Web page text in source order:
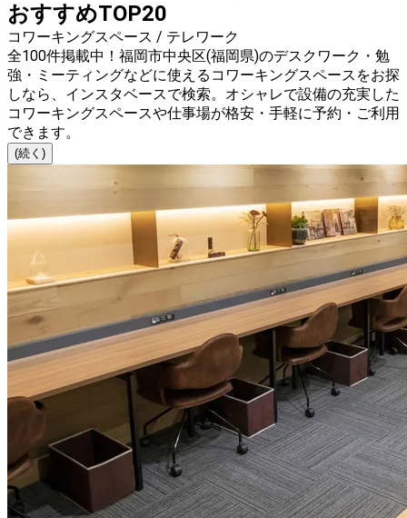
おすすめTOP20
コワーキングスペース / テレワーク
全100件掲載中！福岡市中央区(福岡県)のデスクワーク・勉
強・ミーティングなどに使えるコワーキングスペースをお探
しなら、インスタベースで検索。オシャレで設備の充実した
コワーキングスペースや仕事場が格安・手軽に予約・ご利用
できます。
(続く)